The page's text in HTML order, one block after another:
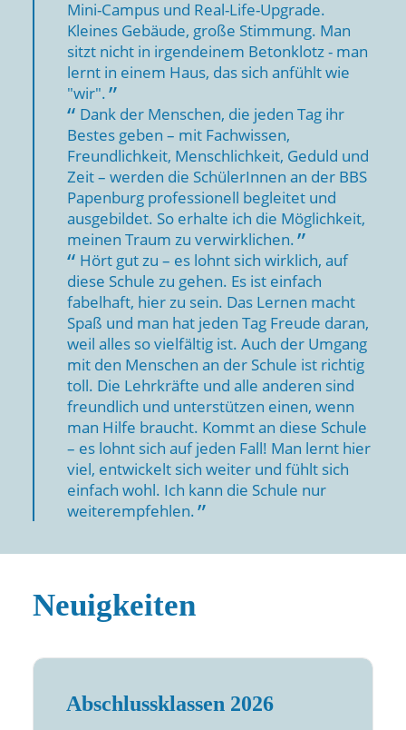
Mini-Campus und Real-Life-Upgrade.
Kleines Gebäude, große Stimmung. Man
sitzt nicht in irgendeinem Betonklotz - man
lernt in einem Haus, das sich anfühlt wie
"wir".
Dank der Menschen, die jeden Tag ihr
Bestes geben – mit Fachwissen,
Freundlichkeit, Menschlichkeit, Geduld und
Zeit – werden die SchülerInnen an der BBS
Papenburg professionell begleitet und
ausgebildet. So erhalte ich die Möglichkeit,
meinen Traum zu verwirklichen.
Hört gut zu – es lohnt sich wirklich, auf
diese Schule zu gehen. Es ist einfach
fabelhaft, hier zu sein. Das Lernen macht
Spaß und man hat jeden Tag Freude daran,
weil alles so vielfältig ist. Auch der Umgang
mit den Menschen an der Schule ist richtig
toll. Die Lehrkräfte und alle anderen sind
freundlich und unterstützen einen, wenn
man Hilfe braucht. Kommt an diese Schule
– es lohnt sich auf jeden Fall! Man lernt hier
viel, entwickelt sich weiter und fühlt sich
einfach wohl. Ich kann die Schule nur
weiterempfehlen.
Neuigkeiten
Abschlussklassen 2026